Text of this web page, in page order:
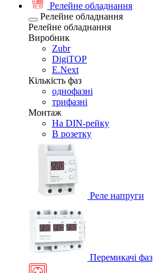
Релейне обладнання
Релейне обладнання
Релейне обладнання
Виробник
Zubr
DigiTOP
E.Next
Кількість фаз
однофазні
трифазні
Монтаж
На DIN-рейку
В розетку
Реле напруги
Перемикачі фаз